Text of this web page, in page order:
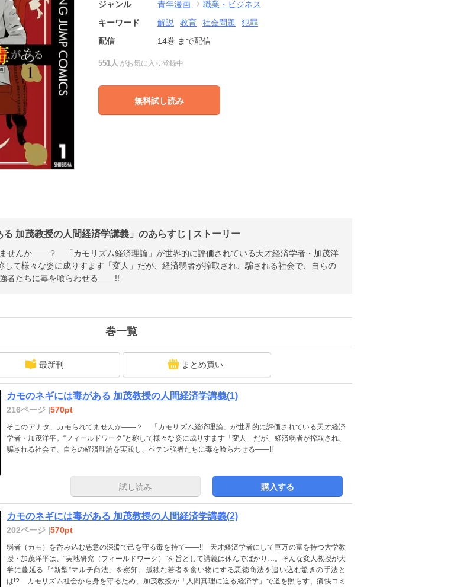
ジャンル
青年漫画
職業・ビジネス
キーワード
解説 教育 社会問題
犯罪
配信
14巻 まで配信
551人 がお気に入り登録中
無料試し読み
る 加茂教授の人間経済学講義」のあらすじ | ストーリー
せんか――？ 「カモリズム経済理論」が世界的に評価されている天才経済学者・加茂洋
して様々な姿に成りすます「変人」だが、経済弱者が搾取され、騙される社会で、自らの
者たちに毒を喰らわせる――!!
巻一覧
最新刊 まとめ買い
カモのネギには毒がある 加茂教授の人間経済学講義(1)
216ページ |570pt
そこのアナタ、カモられてませんか――？ 「カモリズム経済理論」が世界的に評価されている天才経済
学者・加茂洋平。“フィールドワーク”と称して様々な姿に成りすます「変人」だが、経済弱者が搾取され、
騙される社会で、自らの経済理論を実践し、ペテン強者たちに毒を喰らわせる――!!
試し読み 購入する
カモのネギには毒がある 加茂教授の人間経済学講義(2)
202ページ |570pt
弱者（カモ）を呑み込む悪意の深淵で己を守る毒を持て――!! 天才経済学者にして巨万の富を持つ大学教
授・加茂洋平は、“実地研究（フィールドワーク）”を旨として講義は休んでばかり…。そんな変人教授が大
学に蔓延る「“新型”マルチ商法」を察知。孤独な若者を食い物にする悪徳商法を追い込む驚きの手法と
は!? カモリズム社会から身を守るため、加茂教授が「人間真理に迫る経済学」で道を照らす、痛快コミ